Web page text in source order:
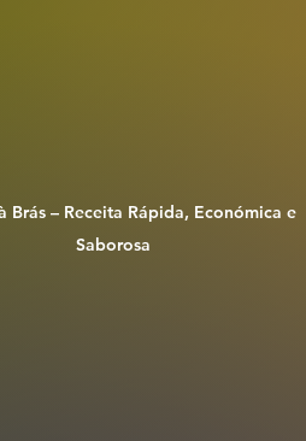
Brás – Receita Rápida, Económica e
Saborosa